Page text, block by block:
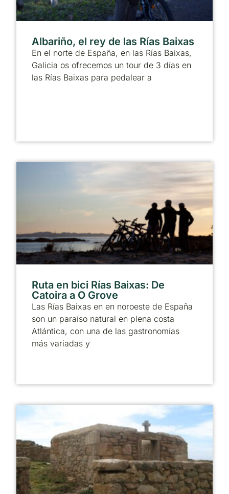
Albariño, el rey de las Rías Baixas
En el norte de España, en las Rías Baixas,
Galicia os ofrecemos un tour de 3 días en
las Rías Baixas para pedalear a
Ruta en bici Rías Baixas: De
Catoira a O Grove
Las Rías Baixas en en noroeste de España
son un paraíso natural en plena costa
Atlántica, con una de las gastronomías
más variadas y